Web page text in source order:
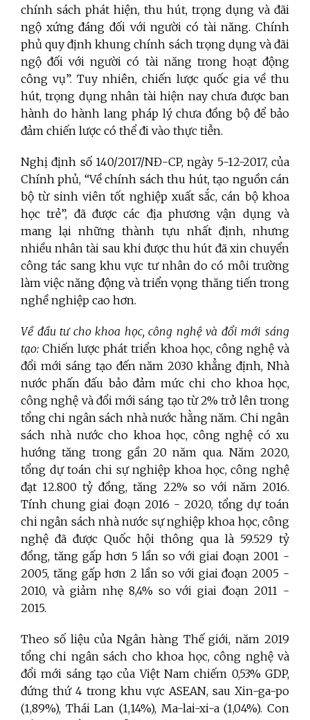
chính sách phát hiện, thu hút, trọng dụng và đãi
ngộ xứng đáng đối với người có tài năng. Chính
phủ quy định khung chính sách trọng dụng và đãi
ngộ đối với người có tài năng trong hoạt động
công vụ”. Tuy nhiên, chiến lược quốc gia về thu
hút, trọng dụng nhân tài hiện nay chưa được ban
hành do hành lang pháp lý chưa đồng bộ để bảo
đảm chiến lược có thể đi vào thực tiễn.
Nghị định số 140/2017/NĐ-CP, ngày 5-12-2017, của
Chính phủ, “Về chính sách thu hút, tạo nguồn cán
bộ từ sinh viên tốt nghiệp xuất sắc, cán bộ khoa
học trẻ”, đã được các địa phương vận dụng và
mang lại những thành tựu nhất định, nhưng
nhiều nhân tài sau khi được thu hút đã xin chuyển
công tác sang khu vực tư nhân do có môi trường
làm việc năng động và triển vọng thăng tiến trong
nghề nghiệp cao hơn.
Về đầu tư cho khoa học, công nghệ và đổi mới sáng
tạo: Chiến lược phát triển khoa học, công nghệ và
đổi mới sáng tạo đến năm 2030 khẳng định, Nhà
nước phấn đấu bảo đảm mức chi cho khoa học,
công nghệ và đổi mới sáng tạo từ 2% trở lên trong
tổng chi ngân sách nhà nước hằng năm. Chi ngân
sách nhà nước cho khoa học, công nghệ có xu
hướng tăng trong gần 20 năm qua. Năm 2020,
tổng dự toán chi sự nghiệp khoa học, công nghệ
đạt 12.800 tỷ đồng, tăng 22% so với năm 2016.
Tính chung giai đoạn 2016 - 2020, tổng dự toán
chi ngân sách nhà nước sự nghiệp khoa học, công
nghệ đã được Quốc hội thông qua là 59.529 tỷ
đồng, tăng gấp hơn 5 lần so với giai đoạn 2001 -
2005, tăng gấp hơn 2 lần so với giai đoạn 2005 -
2010, và giảm nhẹ 8,4% so với giai đoạn 2011 -
2015.
Theo số liệu của Ngân hàng Thế giới, năm 2019
tổng chi ngân sách cho khoa học, công nghệ và
đổi mới sáng tạo của Việt Nam chiếm 0,53% GDP,
đứng thứ 4 trong khu vực ASEAN, sau Xin-ga-po
(1,89%), Thái Lan (1,14%), Ma-lai-xi-a (1,04%). Con